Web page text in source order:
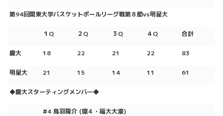
第94回関東大学バスケットボールリーグ戦第８節vs明星大
１Q ２Q ３Q ４Q 合計
慶大 18 22 21 22 83
明星大 21 15 14 11 61
◆慶大スターティングメンバ―◆
#4 鳥羽陽介 (環４ ・福大大濠)